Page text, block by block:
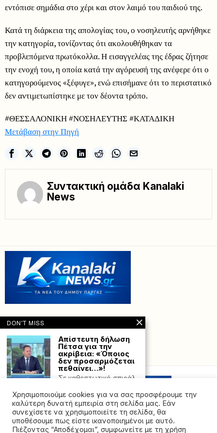
εντόπισε σημάδια στο χέρι και στον λαιμό του παιδιού της.
Κατά τη διάρκεια της απολογίας του, ο νοσηλευτής αρνήθηκε
την κατηγορία, τονίζοντας ότι ακολουθήθηκαν τα
προβλεπόμενα πρωτόκολλα. Η εισαγγελέας της έδρας ζήτησε
την ενοχή του, η οποία κατά την αγόρευσή της ανέφερε ότι ο
κατηγορούμενος «ξέφυγε», ενώ επισήμανε ότι το περιστατικό
δεν αντιμετωπίστηκε με τον δέοντα τρόπο.
#ΘΕΣΣΑΛΟΝΙΚΗ #ΝΟΣΗΛΕΥΤΗΣ #ΚΑΤΑΔΙΚΗ
Μετάβαση στην Πηγή
Συντακτική ομάδα Kanalaki
News
Powered with by Hostville”)
Χρησιμοποιούμε cookies για να σας προσφέρουμε την
καλύτερη δυνατή εμπειρία στη σελίδα μας. Εάν
συνεχίσετε να χρησιμοποιείτε τη σελίδα, θα
υποθέσουμε πως είστε ικανοποιημένοι με αυτό.
Πιέζοντας “Αποδέχομαι”, συμφωνείτε με τη χρήση
DON'T MISS
Απίστευτη δήλωση
Πέτσα για την
ακρίβεια: «Όποιος
δεν προσαρμόζεται
πεθαίνει…»!
Σε καθεστωτικό σπιράλ
Εάν θεωρήσατε ότι
Εξιχνιάστηκε η
επίθεση σε βάρος
ανηλίκου στην
Πρέβεζα